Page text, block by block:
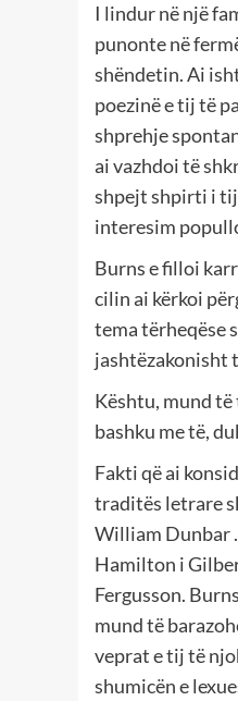
I lindur në një
punonte në
shëndetin. Ai
poezinë e tij të
shprehje
ai vazhdoi të
shpejt shpirti i tij
interesim
Burns e filloi
cilin ai kërkoi
tema tërheqëse
jashtëzakonisht
Kështu, mund të
bashku me të,
Fakti që ai
traditës letrare
William Dunbar
Hamilton i
Fergusson.
mund të
veprat e tij të
shumicën e